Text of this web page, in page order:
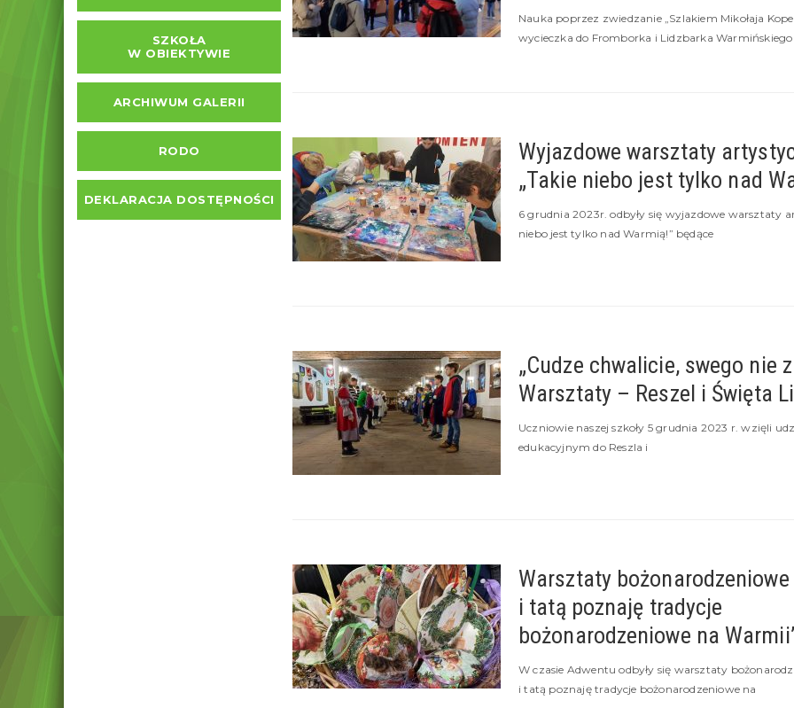
Nauka poprzez zwiedzanie „Szlakiem Mikołaja
wycieczka do Fromborka i Lidzbarka
Wyjazdowe warsztaty
„Takie niebo jest tylko nad
6 grudnia 2023r. odbyły się wyjazdowe warsztaty
niebo jest tylko nad Warmią!” będące
„Cudze chwalicie, swego nie
Warsztaty – Reszel i Święta
Uczniowie naszej szkoły 5 grudnia 2023 r. wzięli
edukacyjnym do Reszla i
Warsztaty bożonarodzeniowe
i tatą poznaję tradycje
bożonarodzeniowe na
W czasie Adwentu odbyły się warsztaty
i tatą poznaję tradycje bożonarodzeniowe na
SZKOŁA
W OBIEKTYWIE
ARCHIWUM GALERII
RODO
DEKLARACJA DOSTĘPNOŚCI